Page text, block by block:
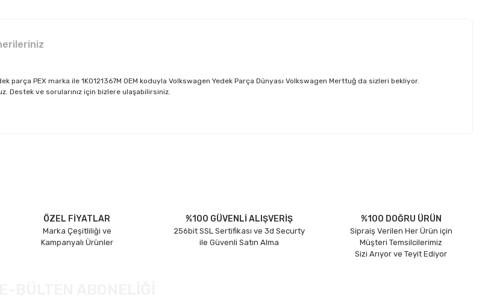
PEX marka ile 1K0121367M OEM koduyla Volkswagen Yedek Parça Dünyası Volkswagen Merttuğ da sizleri bekliyor.
Destek ve sorularınız için bizlere ulaşabilirsiniz.
ÖZEL FİYATLAR
Marka Çeşitliliği ve
Kampanyalı Ürünler
%100 GÜVENLİ ALIŞVERİŞ
256bit SSL Sertifikası ve 3d Securty
ile Güvenli Satın Alma
%100 DOĞRU ÜRÜN
Sipraiş Verilen Her Ürün için
Müşteri Temsilcilerimiz
Sizi Arıyor ve Teyit Ediyor